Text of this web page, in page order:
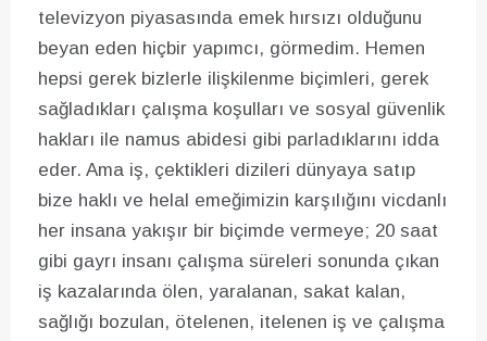
televizyon piyasasında emek hırsızı olduğunu
beyan eden hiçbir yapımcı, görmedim. Hemen
hepsi gerek bizlerle ilişkilenme biçimleri, gerek
sağladıkları çalışma koşulları ve sosyal güvenlik
hakları ile namus abidesi gibi parladıklarını idda
eder. Ama iş, çektikleri dizileri dünyaya satıp
bize haklı ve helal emeğimizin karşılığını vicdanlı
her insana yakışır bir biçimde vermeye; 20 saat
gibi gayrı insanı çalışma süreleri sonunda çıkan
iş kazalarında ölen, yaralanan, sakat kalan,
sağlığı bozulan, ötelenen, itelenen iş ve çalışma